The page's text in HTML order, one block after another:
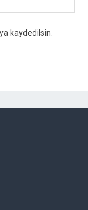
kaydedilsin.